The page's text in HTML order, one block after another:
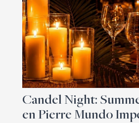
Candel Night:
en Pierre Mundo